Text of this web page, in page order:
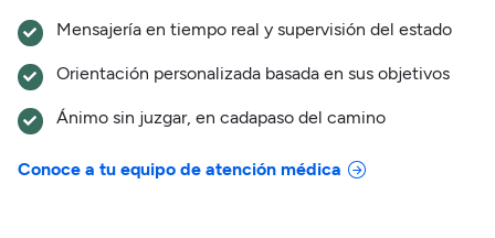
Mensajería en tiempo real y supervisión del estado
Orientación personalizada basada en sus objetivos
Ánimo sin juzgar, en cadapaso del camino
Conoce a tu equipo de atención médica